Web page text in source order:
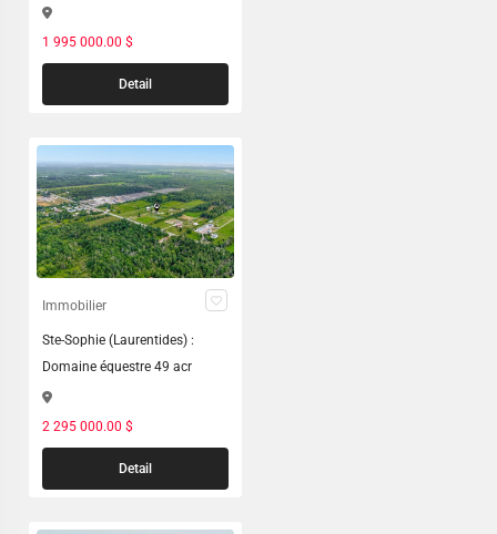
1 995 000.00 $
Detail
Immobilier
Ste-Sophie (Laurentides) :
Domaine équestre 49 acr
2 295 000.00 $
Detail